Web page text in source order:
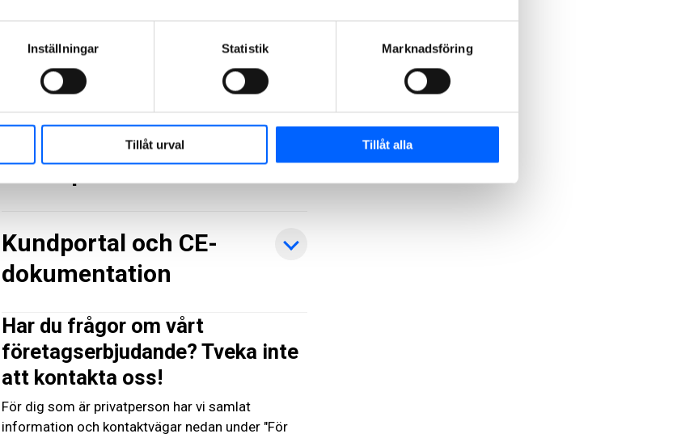
Inställningar Statistik Marknadsföring
Tillåt urval Tillåt alla
Hämta produkter och
lämna material
Beräkna din
klimatpåverkan
Kundportal och CE-
dokumentation
Har du frågor om vårt
företagserbjudande? Tveka inte
att kontakta oss!
För dig som är privatperson har vi samlat
information och kontaktvägar nedan under "För